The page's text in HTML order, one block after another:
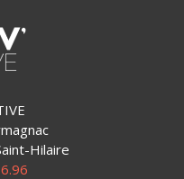
Hilaire